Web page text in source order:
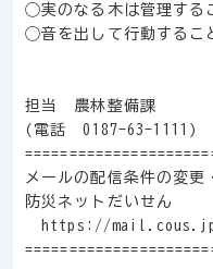
◯実のなる木は管理する
◯音を出して行動するこ
担当 農林整備課
(電話 0187-63-1111)
メールの配信条件の変更
防災ネットだいせん
https://